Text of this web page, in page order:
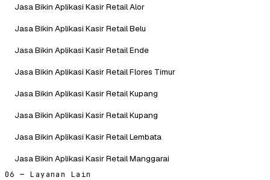
Jasa Bikin Aplikasi Kasir Retail Alor
Jasa Bikin Aplikasi Kasir Retail Belu
Jasa Bikin Aplikasi Kasir Retail Ende
Jasa Bikin Aplikasi Kasir Retail Flores Timur
Jasa Bikin Aplikasi Kasir Retail Kupang
Jasa Bikin Aplikasi Kasir Retail Kupang
Jasa Bikin Aplikasi Kasir Retail Lembata
Jasa Bikin Aplikasi Kasir Retail Manggarai
06 — Layanan Lain